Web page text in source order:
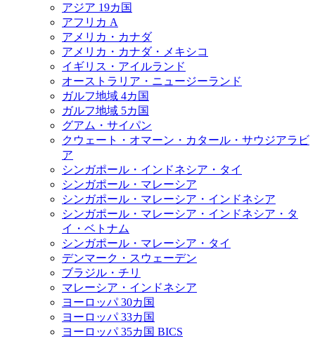
アジア 19カ国
アフリカ A
アメリカ・カナダ
アメリカ・カナダ・メキシコ
イギリス・アイルランド
オーストラリア・ニュージーランド
ガルフ地域 4カ国
ガルフ地域 5カ国
グアム・サイパン
クウェート・オマーン・カタール・サウジアラビ
ア
シンガポール・インドネシア・タイ
シンガポール・マレーシア
シンガポール・マレーシア・インドネシア
シンガポール・マレーシア・インドネシア・タ
イ・ベトナム
シンガポール・マレーシア・タイ
デンマーク・スウェーデン
ブラジル・チリ
マレーシア・インドネシア
ヨーロッパ 30カ国
ヨーロッパ 33カ国
ヨーロッパ 35カ国 BICS